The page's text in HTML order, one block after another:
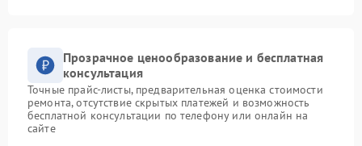
Прозрачное ценообразование и бесплатная
консультация
Точные прайс-листы, предварительная оценка стоимости
ремонта, отсутствие скрытых платежей и возможность
бесплатной консультации по телефону или онлайн на
сайте